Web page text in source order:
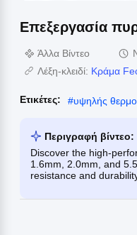
Επεξεργασία
Άλλα Βίντεο
Λέξη-κλειδί: Κράμα
Ετικέτες: #υψηλής
Περιγραφή βίντεο:
Discover the high-
1.6mm, 2.0mm, and
resistance and